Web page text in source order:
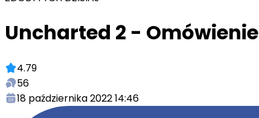
Uncharted 2 - Omówienie
4.79
56
18 października 2022 14:46